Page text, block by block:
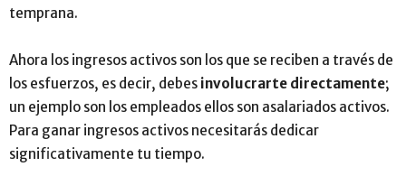
temprana.
Ahora los ingresos activos son los que se reciben a través de
los esfuerzos, es decir, debes involucrarte directamente;
un ejemplo son los empleados ellos son asalariados activos.
Para ganar ingresos activos necesitarás dedicar
significativamente tu tiempo.